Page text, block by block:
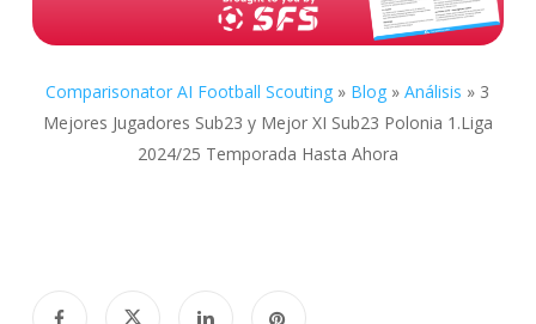
Comparisonator AI Football Scouting » Blog »Análisis » 3
Mejores Jugadores Sub23 y Mejor XI Sub23 Polonia 1.Liga
2024/25 Temporada Hasta Ahora